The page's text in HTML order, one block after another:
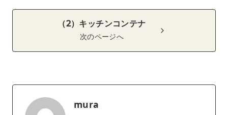
（2）キッチンコンテナ
次のページへ
mura